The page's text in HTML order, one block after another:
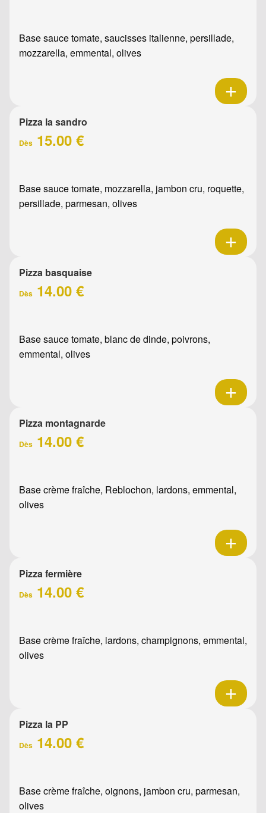
Base sauce tomate, saucisses italienne, persillade,
mozzarella, emmental, olives
Pizza la sandro
Dès 15.00 €
Base sauce tomate, mozzarella, jambon cru, roquette,
persillade, parmesan, olives
Pizza basquaise
Dès 14.00 €
Base sauce tomate, blanc de dinde, poivrons,
emmental, olives
Pizza montagnarde
Dès 14.00 €
Base crème fraîche, Reblochon, lardons, emmental,
olives
Pizza fermière
Dès 14.00 €
Base crème fraîche, lardons, champignons, emmental,
olives
Pizza la PP
Dès 14.00 €
Base crème fraîche, oignons, jambon cru, parmesan,
olives